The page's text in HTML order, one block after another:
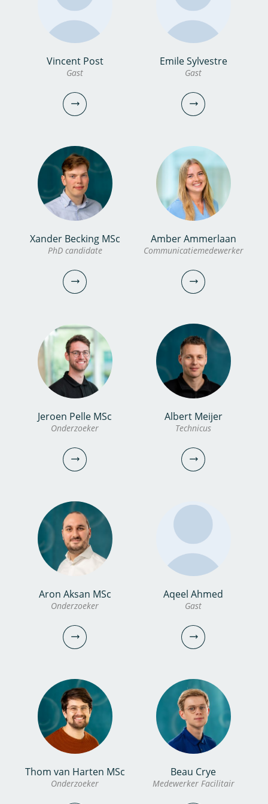
bekijk profiel bekijk profiel
dr.ir. Anurag
Onderzoeker
0306069741
anurag.bhambhani@kwrwater.nl
bekijk profiel
Marc Nijboer MSc
bekijk profiel
Vincent Post
Gast
Vincent Post
Gast
vincent.post@kwrwater.nl
bekijk profiel
Emile Sylvestre
Gast
Emile Sylvestre
Gast
emile.sylvestre@kwrwater.nl
bekijk profiel
Xander Becking MSc
PhD candidate
Xander Becking MSc
PhD candidate
030-6069756
xander.becking@kwrwater.nl
bekijk profiel
Amber Ammerlaan
Communicatiemedewerker
Amber Ammerlaan
Communicatiemedewerker
amber.ammerlaan@kwrwater.nl
bekijk profiel
Jeroen Pelle MSc
Onderzoeker
Jeroen Pelle MSc
Onderzoeker
030-6069751
jeroen.pelle@kwrwater.nl
bekijk profiel
Albert Meijer
Technicus
Albert Meijer
Technicus
0306069541
albert.meijer@kwrwater.nl
bekijk profiel
Aron Aksan MSc
Onderzoeker
Aron Aksan MSc
Aqeel Ahmed
Gast
Aqeel Ahmed
Thom van Harten MSc
Onderzoeker
Beau Crye
Medewerker Facilitair